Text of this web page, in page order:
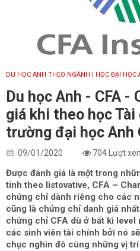
DU HỌC ANH THEO NGÀNH | HỌC ĐẠI HỌC
Du học Anh - CFA -
giá khi theo học
trường đại học Anh
09/01/2020 704 Lượt
Được đánh giá là một trong
tinh theo listovative, CFA –
chứng chỉ dành riêng cho các
cũng là chứng chỉ danh giá
chứng chỉ CFA dù ở bất kì level
các sinh viên tài chính bởi nó
chục nghìn đô cùng những vị